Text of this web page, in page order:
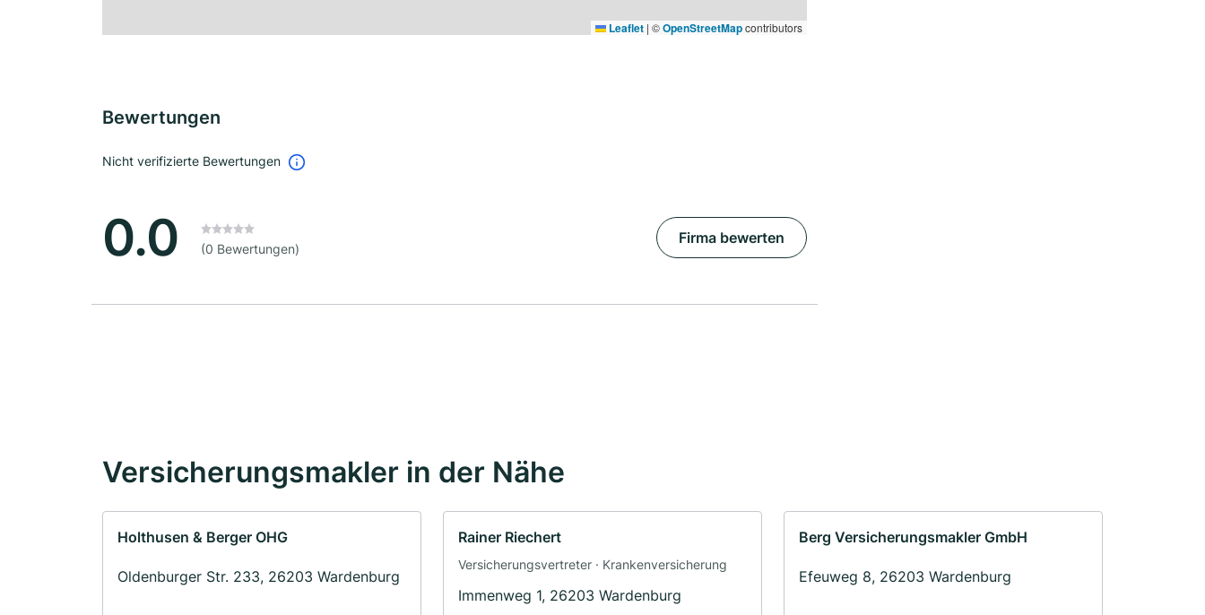
Leaflet | ©OpenStreetMapcontributors
Bewertungen
Nicht verifizierte Bewertungen
0.0 (0 Bewertungen)
Firma bewerten
Versicherungsmakler in der Nähe
Holthusen & Berger OHG
Oldenburger Str. 233, 26203 Wardenburg
Rainer Riechert
Versicherungsvertreter · Krankenversicherung
Immenweg 1, 26203 Wardenburg
Berg Versicherungsmakler GmbH
Efeuweg 8, 26203 Wardenburg